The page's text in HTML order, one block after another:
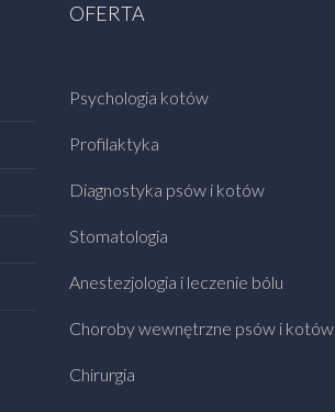
OFERTA
Psychologia kotów
Profilaktyka
Diagnostyka psów i kotów
Stomatologia
Anestezjologia i leczenie bólu
Choroby wewnętrzne psów i kotów
Chirurgia